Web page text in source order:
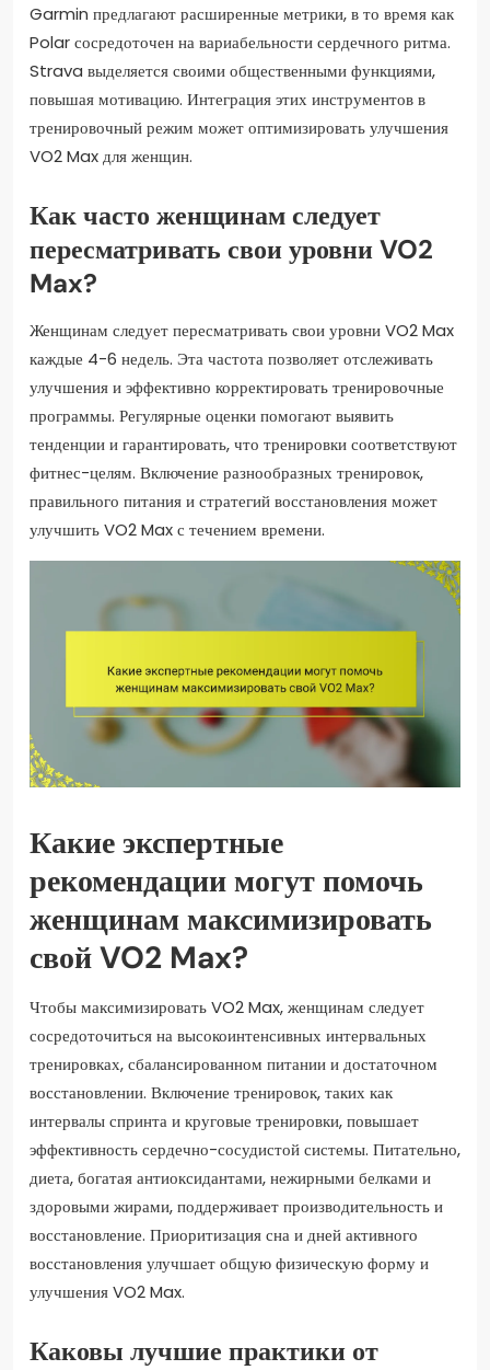
Garmin предлагают расширенные метрики, в то время как
Polar сосредоточен на вариабельности сердечного ритма.
Strava выделяется своими общественными функциями,
повышая мотивацию. Интеграция этих инструментов в
тренировочный режим может оптимизировать улучшения
VO2 Max для женщин.
Как часто женщинам следует
пересматривать свои уровни VO2
Max?
Женщинам следует пересматривать свои уровни VO2 Max
каждые 4-6 недель. Эта частота позволяет отслеживать
улучшения и эффективно корректировать тренировочные
программы. Регулярные оценки помогают выявить
тенденции и гарантировать, что тренировки соответствуют
фитнес-целям. Включение разнообразных тренировок,
правильного питания и стратегий восстановления может
улучшить VO2 Max с течением времени.
Какие экспертные
рекомендации могут помочь
женщинам максимизировать
свой VO2 Max?
Чтобы максимизировать VO2 Max, женщинам следует
сосредоточиться на высокоинтенсивных интервальных
тренировках, сбалансированном питании и достаточном
восстановлении. Включение тренировок, таких как
интервалы спринта и круговые тренировки, повышает
эффективность сердечно-сосудистой системы. Питательно,
диета, богатая антиоксидантами, нежирными белками и
здоровыми жирами, поддерживает производительность и
восстановление. Приоритизация сна и дней активного
восстановления улучшает общую физическую форму и
улучшения VO2 Max.
Каковы лучшие практики от